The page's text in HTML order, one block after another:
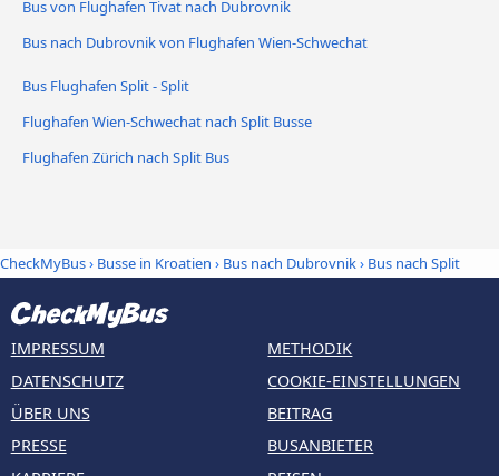
Bus von Flughafen Tivat nach Dubrovnik
Bus nach Dubrovnik von Flughafen Wien-Schwechat
Bus Flughafen Split - Split
Flughafen Wien-Schwechat nach Split Busse
Flughafen Zürich nach Split Bus
CheckMyBus› Busse in Kroatien › Bus nach Dubrovnik› Bus nach Split
IMPRESSUM
DATENSCHUTZ
ÜBER UNS
PRESSE
METHODIK
COOKIE-EINSTELLUNGEN
BEITRAG
BUSANBIETER